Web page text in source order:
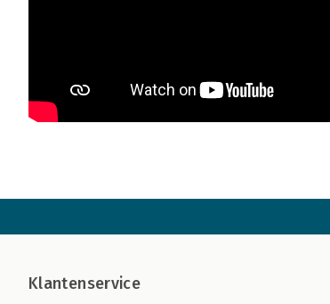
Klantenservice